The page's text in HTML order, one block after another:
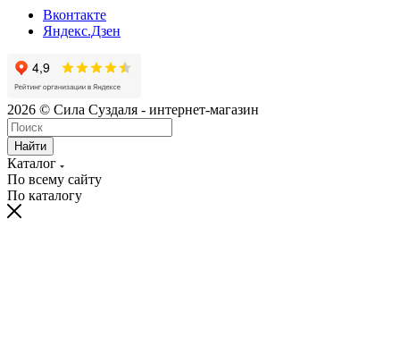
Вконтакте
Яндекс.Дзен
2026 © Сила Суздаля - интернет-магазин
Найти
Каталог
По всему сайту
По каталогу